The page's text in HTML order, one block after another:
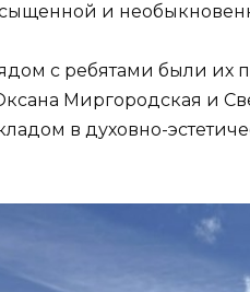
и
с ребятами были их
Миргородская и
в духовно-